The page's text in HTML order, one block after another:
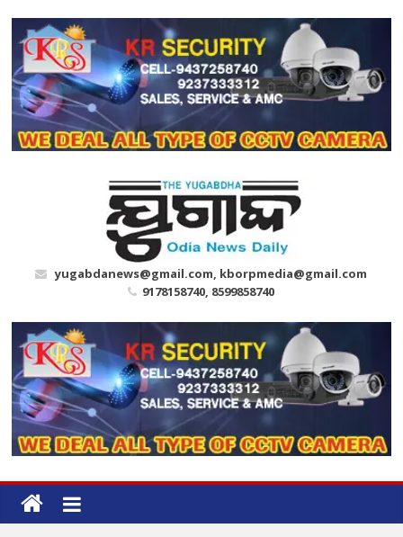
content
yugabdanews@gmail.com, kborpmedia@gmail.com
9178158740, 8599858740